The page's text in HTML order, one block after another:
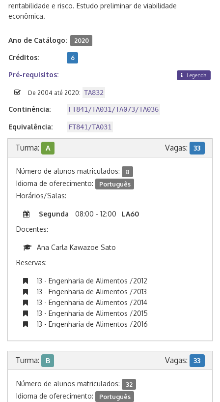
rentabilidade e risco. Estudo preliminar de viabilidade
econômica.
Ano de Catálogo: 2020
Créditos: 6
Pré-requisitos: Legenda
De 2004 até 2020: TA832
Continência: FT841/TA031/TA073/TA036
Equivalência: FT841/TA031
Turma: A Vagas: 33
Número de alunos matriculados: 8
Idioma de oferecimento: Português
Horários/Salas:
Segunda 08:00 - 12:00
LA60
Docentes:
Ana Carla Kawazoe Sato
Reservas:
13 - Engenharia de Alimentos /2012
13 - Engenharia de Alimentos /2013
13 - Engenharia de Alimentos /2014
13 - Engenharia de Alimentos /2015
13 - Engenharia de Alimentos /2016
Turma: B Vagas: 33
Número de alunos matriculados: 32
Idioma de oferecimento: Português